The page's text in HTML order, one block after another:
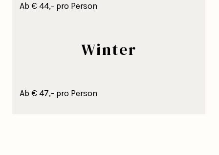
Ab € 44,- pro Person
Winter
Ab € 47,- pro Person